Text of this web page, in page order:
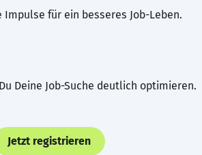
für ein besseres Job-Leben.
Deine Job-Suche deutlich optimieren.
Jetzt registrieren